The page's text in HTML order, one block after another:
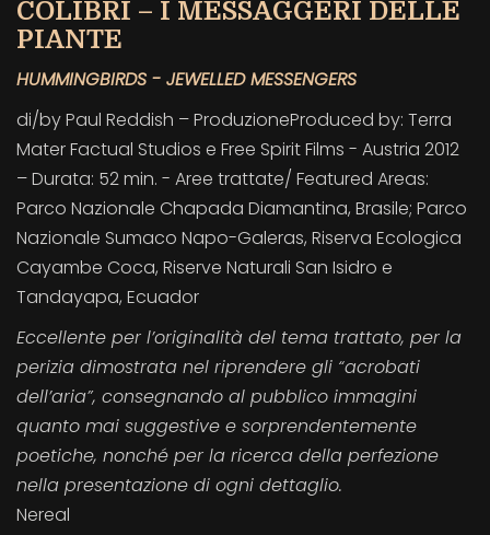
COLIBRÌ – I MESSAGGERI DELLE
PIANTE
HUMMINGBIRDS - JEWELLED MESSENGERS
di/by Paul Reddish – ProduzioneProduced by: Terra
Mater Factual Studios e Free Spirit Films - Austria 2012
– Durata: 52 min. - Aree trattate/ Featured Areas:
Parco Nazionale Chapada Diamantina, Brasile; Parco
Nazionale Sumaco Napo-Galeras, Riserva Ecologica
Cayambe Coca, Riserve Naturali San Isidro e
Tandayapa, Ecuador
Eccellente per l’originalità del tema trattato, per la
perizia dimostrata nel riprendere gli “acrobati
dell’aria”, consegnando al pubblico immagini
quanto mai suggestive e sorprendentemente
poetiche, nonché per la ricerca della perfezione
nella presentazione di ogni dettaglio.
Nereal